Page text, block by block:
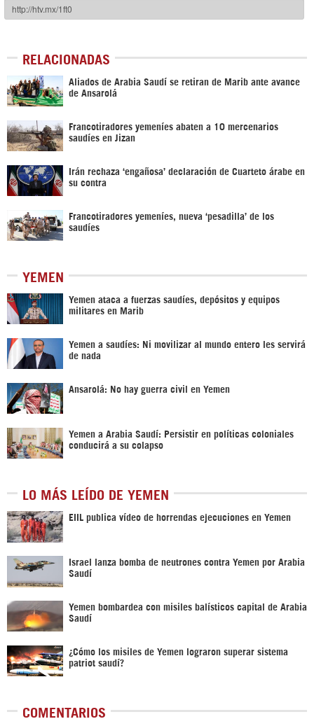
RELACIONADAS
Aliados de Arabia Saudí se retiran de Marib ante avance
de Ansarolá
Francotiradores yemeníes abaten a 10 mercenarios
saudíes en Jizan
Irán rechaza ‘engañosa’ declaración de Cuarteto árabe en
su contra
Francotiradores yemeníes, nueva ‘pesadilla’ de los
saudíes
YEMEN
Yemen ataca a fuerzas saudíes, depósitos y equipos
militares en Marib
Yemen a saudíes: Ni movilizar al mundo entero les servirá
de nada
Ansarolá: No hay guerra civil en Yemen
Yemen a Arabia Saudí: Persistir en políticas coloniales
conducirá a su colapso
LO MÁS LEÍDO DE YEMEN
EIIL publica vídeo de horrendas ejecuciones en Yemen
Israel lanza bomba de neutrones contra Yemen por Arabia
Saudí
Yemen bombardea con misiles balísticos capital de Arabia
Saudí
¿Cómo los misiles de Yemen lograron superar sistema
patriot saudí?
COMENTARIOS